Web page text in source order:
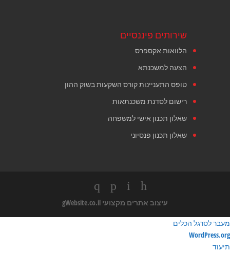
שירותים פיננסיים
הלוואות אקספרס
הצעה למשכנתא
טופס התעניינות קורס השקעות בשוק ההון
רישום לסדנת משכנתאות
שאלון תכנון אישי למשפחה
שאלון תכנון פנסיוני
עיצוב אתרים מקצועי
מעבר לסרגל הכלים
אודות
וורדפרס
WordPress.org
תיעוד